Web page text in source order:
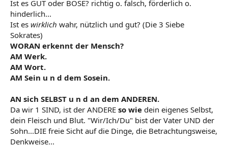
Ist es GUT oder BÖSE? richtig o. falsch, förderlich o.
hinderlich...
Ist es wirklich wahr, nützlich und gut? (Die 3 Siebe
Sokrates)
WORAN erkennt der Mensch?
AM Werk.
AM Wort.
AM Sein u n d dem Sosein.
AN sich SELBST u n d an dem ANDEREN.
Da wir 1 SIND, ist der ANDERE so wie dein eigenes Selbst,
dein Fleisch und Blut. "Wir/Ich/Du" bist der Vater UND der
Sohn...DIE freie Sicht auf die Dinge, die Betrachtungsweise,
Denkweise...